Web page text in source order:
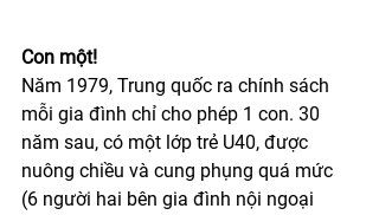
Con một!
Năm 1979, Trung quốc ra chính sách
mỗi gia đình chỉ cho phép 1 con. 30
năm sau, có một lớp trẻ U40, được
nuông chiều và cung phụng quá mức
(6 người hai bên gia đình nội ngoại